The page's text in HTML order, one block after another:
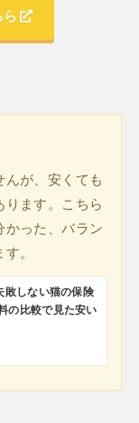
んが、安くても
ります。こちら
かった、バラン
。
敗しない猫の保険
の比較で見た安い